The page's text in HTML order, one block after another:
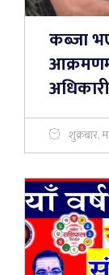
कब्जा
अधिकारी
शुक्रबार,